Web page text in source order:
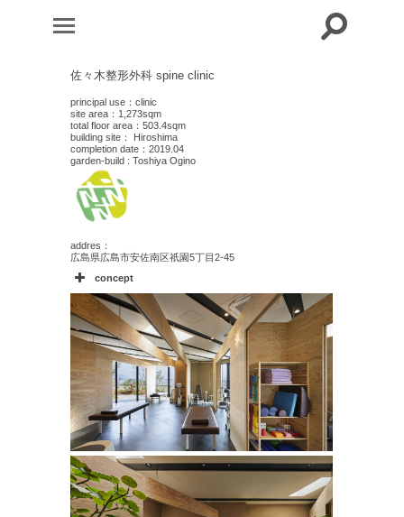
佐々木整形外科 spine clinic
principal use：clinic
site area：1,273sqm
total floor area：503.4sqm
building site： Hiroshima
completion date：2019.04
garden-build : Toshiya Ogino
addres：
広島県広島市安佐南区祇園5丁目2-45
concept
spine clinic